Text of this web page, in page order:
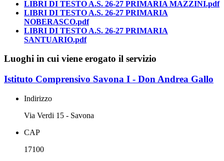
LIBRI DI TESTO A.S. 26-27 PRIMARIA MAZZINI.pdf
LIBRI DI TESTO A.S. 26-27 PRIMARIA
NOBERASCO.pdf
LIBRI DI TESTO A.S. 26-27 PRIMARIA
SANTUARIO.pdf
Luoghi in cui viene erogato il servizio
Istituto Comprensivo Savona I - Don Andrea Gallo
Indirizzo
Via Verdi 15 - Savona
CAP
17100